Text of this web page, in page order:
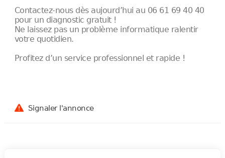
Contactez-nous dès aujourd’hui au 06 61 69 40 40
pour un diagnostic gratuit !
Ne laissez pas un problème informatique ralentir
votre quotidien.
Profitez d’un service professionnel et rapide !
Signaler l'annonce